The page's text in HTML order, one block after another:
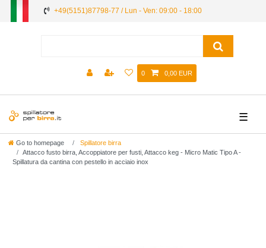
+49(5151)87798-77 / Lun - Ven: 09:00 - 18:00
0 0,00 EUR
☰
Go to homepage
Spillatore birra
Attacco fusto birra, Accoppiatore per fusti, Attacco keg - Micro Matic Tipo A -
Spillatura da cantina con pestello in acciaio inox